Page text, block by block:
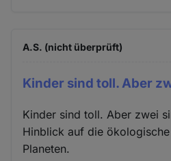
A.S. (nicht überprüft)
Kinder sind toll. Aber
Kinder sind toll. Aber zwei
Hinblick auf die
Planeten.